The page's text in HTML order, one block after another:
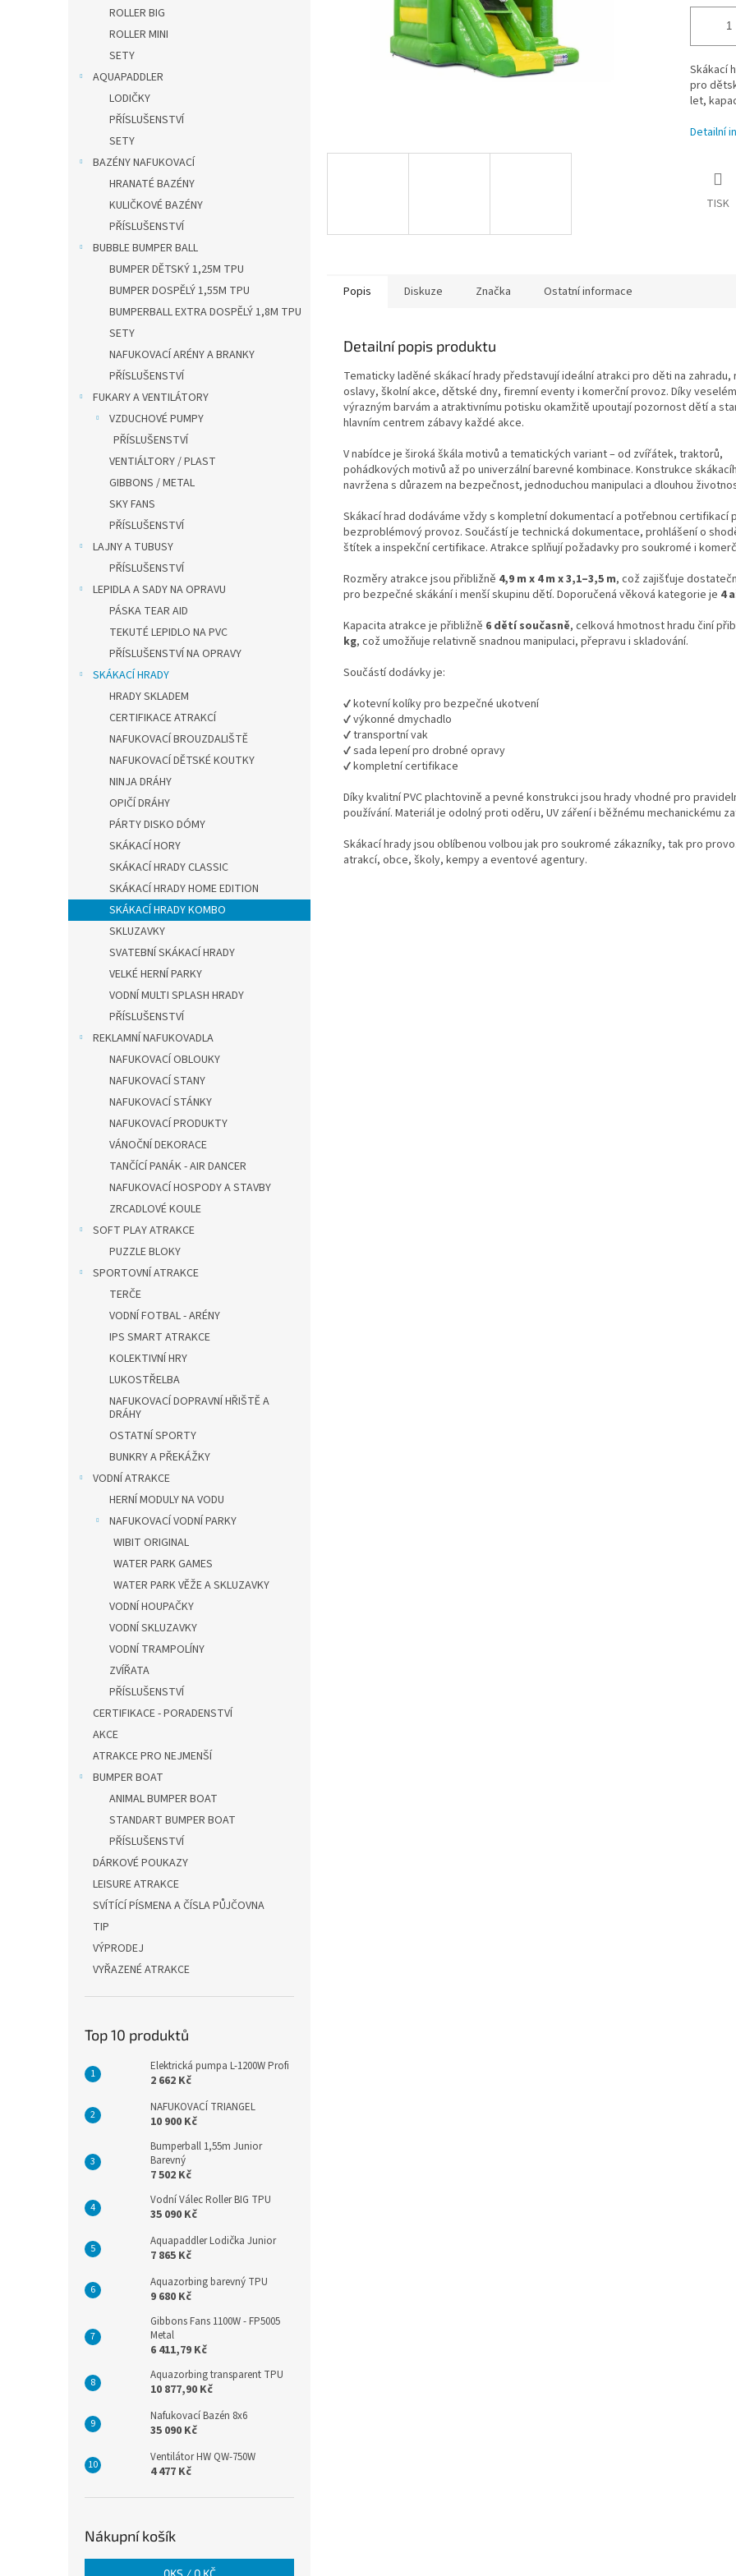
ROLLER BIG
ROLLER MINI
SETY
AQUAPADDLER
LODIČKY
PŘÍSLUŠENSTVÍ
SETY
BAZÉNY NAFUKOVACÍ
HRANATÉ BAZÉNY
KULIČKOVÉ BAZÉNY
PŘÍSLUŠENSTVÍ
BUBBLE BUMPER BALL
BUMPER DĚTSKÝ 1,25M TPU
BUMPER DOSPĚLÝ 1,55M TPU
BUMPERBALL EXTRA DOSPĚLÝ 1,8M TPU
SETY
NAFUKOVACÍ ARÉNY A BRANKY
PŘÍSLUŠENSTVÍ
FUKARY A VENTILÁTORY
VZDUCHOVÉ PUMPY
PŘÍSLUŠENSTVÍ
VENTIÁLTORY / PLAST
GIBBONS / METAL
SKY FANS
PŘÍSLUŠENSTVÍ
LAJNY A TUBUSY
PŘÍSLUŠENSTVÍ
LEPIDLA A SADY NA OPRAVU
PÁSKA TEAR AID
TEKUTÉ LEPIDLO NA PVC
PŘÍSLUŠENSTVÍ NA OPRAVY
SKÁKACÍ HRADY
HRADY SKLADEM
CERTIFIKACE ATRAKCÍ
NAFUKOVACÍ BROUZDALIŠTĚ
NAFUKOVACÍ DĚTSKÉ KOUTKY
NINJA DRÁHY
OPIČÍ DRÁHY
PÁRTY DISKO DÓMY
SKÁKACÍ HORY
SKÁKACÍ HRADY CLASSIC
SKÁKACÍ HRADY HOME EDITION
SKÁKACÍ HRADY KOMBO
SKLUZAVKY
SVATEBNÍ SKÁKACÍ HRADY
VELKÉ HERNÍ PARKY
VODNÍ MULTI SPLASH HRADY
PŘÍSLUŠENSTVÍ
REKLAMNÍ NAFUKOVADLA
NAFUKOVACÍ OBLOUKY
NAFUKOVACÍ STANY
NAFUKOVACÍ STÁNKY
NAFUKOVACÍ PRODUKTY
VÁNOČNÍ DEKORACE
TANČÍCÍ PANÁK - AIR DANCER
NAFUKOVACÍ HOSPODY A STAVBY
ZRCADLOVÉ KOULE
SOFT PLAY ATRAKCE
PUZZLE BLOKY
SPORTOVNÍ ATRAKCE
TERČE
VODNÍ FOTBAL - ARÉNY
IPS SMART ATRAKCE
KOLEKTIVNÍ HRY
LUKOSTŘELBA
NAFUKOVACÍ DOPRAVNÍ HŘIŠTĚ A
DRÁHY
OSTATNÍ SPORTY
BUNKRY A PŘEKÁŽKY
VODNÍ ATRAKCE
HERNÍ MODULY NA VODU
NAFUKOVACÍ VODNÍ PARKY
WIBIT ORIGINAL
WATER PARK GAMES
WATER PARK VĚŽE A SKLUZAVKY
VODNÍ HOUPAČKY
VODNÍ SKLUZAVKY
VODNÍ TRAMPOLÍNY
ZVÍŘATA
PŘÍSLUŠENSTVÍ
CERTIFIKACE - PORADENSTVÍ
AKCE
ATRAKCE PRO NEJMENŠÍ
BUMPER BOAT
ANIMAL BUMPER BOAT
STANDART BUMPER BOAT
PŘÍSLUŠENSTVÍ
DÁRKOVÉ POUKAZY
LEISURE ATRAKCE
SVÍTÍCÍ PÍSMENA A ČÍSLA PŮJČOVNA
TIP
VÝPRODEJ
VYŘAZENÉ ATRAKCE
Top 10 produktů
Elektrická pumpa L-1200W Profi
2 662 Kč
NAFUKOVACÍ TRIANGEL
10 900 Kč
Bumperball 1,55m Junior
Barevný
7 502 Kč
Vodní Válec Roller BIG TPU
35 090 Kč
Aquapaddler Lodička Junior
7 865 Kč
Aquazorbing barevný TPU
9 680 Kč
Gibbons Fans 1100W - FP5005
Metal
6 411,79 Kč
Aquazorbing transparent TPU
10 877,90 Kč
Nafukovací Bazén 8x6
35 090 Kč
Ventilátor HW QW-750W
4 477 Kč
Nákupní košík
0KS / 0 KČ
Skákací
pro
let,
Detailní
TISK
Popis Diskuze Značka Ostatní informace
Detailní popis produktu
Tematicky laděné skákací hrady představují ideální atrakci pro děti na zahradu,
oslavy, školní akce, dětské dny, firemní eventy i komerční provoz. Díky
výrazným barvám a atraktivnímu potisku okamžitě upoutají pozornost dětí a
hlavním centrem zábavy každé akce.
V nabídce je široká škála motivů a tematických variant – od zvířátek, traktorů,
pohádkových motivů až po univerzální barevné kombinace. Konstrukce
navržena s důrazem na bezpečnost, jednoduchou manipulaci a dlouhou
Skákací hrad dodáváme vždy s kompletní dokumentací a potřebnou certifikací
bezproblémový provoz. Součástí je technická dokumentace, prohlášení o
štítek a inspekční certifikace. Atrakce splňují požadavky pro soukromé i
Rozměry atrakce jsou přibližně 4,9 m x 4 m x 3,1–3,5 m, což zajišťuje
pro bezpečné skákání i menší skupinu dětí. Doporučená věková kategorie je 4
Kapacita atrakce je přibližně 6 dětí současně, celková hmotnost hradu činí
kg, což umožňuje relativně snadnou manipulaci, přepravu i skladování.
Součástí dodávky je:
✔ kotevní kolíky pro bezpečné ukotvení
✔ výkonné dmychadlo
✔ transportní vak
✔ sada lepení pro drobné opravy
✔ kompletní certifikace
Díky kvalitní PVC plachtovině a pevné konstrukci jsou hrady vhodné pro
používání. Materiál je odolný proti oděru, UV záření i běžnému mechanickému
Skákací hrady jsou oblíbenou volbou jak pro soukromé zákazníky, tak pro
atrakcí, obce, školy, kempy a eventové agentury.